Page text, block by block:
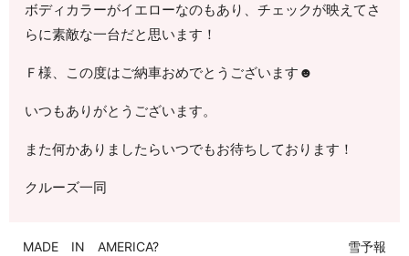
ボディカラーがイエローなのもあり、チェックが映えてさ
らに素敵な一台だと思います！
Ｆ様、この度はご納車おめでとうございます☻
いつもありがとうございます。
また何かありましたらいつでもお待ちしております！
クルーズ一同
MADE IN AMERICA? 雪予報